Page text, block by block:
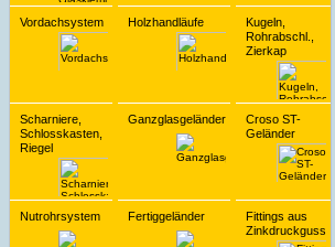
Vordachsystem Holzhandläufe
Kugeln,
Rohrabschl.,
Zierkap
Scharniere,
Schlosskasten,
Riegel
Ganzglasgeländer
Croso ST-
Geländer
Nutrohrsystem Fertiggeländer
Fittings aus
Zinkdruckguss